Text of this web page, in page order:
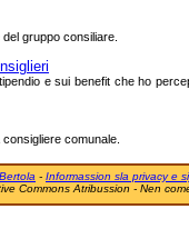
gruppo consiliare.
e sui benefit che ho
comunale.
- Informassion sla privacy e
Commons Atribussion - Nen